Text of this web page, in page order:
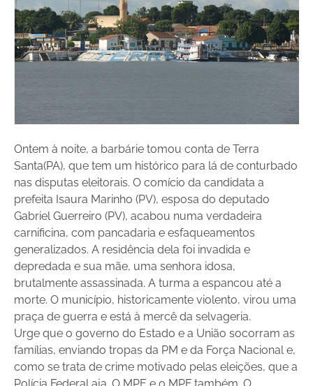
Ontem à noite, a barbárie tomou conta de Terra
Santa(PA), que tem um histórico para lá de conturbado
nas disputas eleitorais. O comício da candidata a
prefeita Isaura Marinho (PV), esposa do deputado
Gabriel Guerreiro (PV), acabou numa verdadeira
carnificina, com pancadaria e esfaqueamentos
generalizados. A residência dela foi invadida e
depredada e sua mãe, uma senhora idosa,
brutalmente assassinada. A turma a espancou até a
morte. O município, historicamente violento, virou uma
praça de guerra e está à mercê da selvageria.
Urge que o governo do Estado e a União socorram as
famílias, enviando tropas da PM e da Força Nacional e,
como se trata de crime motivado pelas eleições, que a